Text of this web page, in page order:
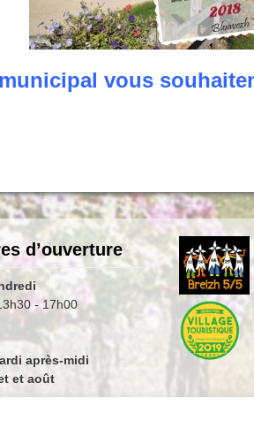
vous
d’ouverture
- 17h00
après-midi
et août